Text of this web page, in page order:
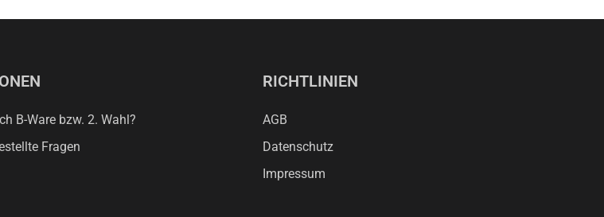
B-Ware bzw. 2. Wahl?
Fragen
RICHTLINIEN
AGB
Datenschutz
Impressum